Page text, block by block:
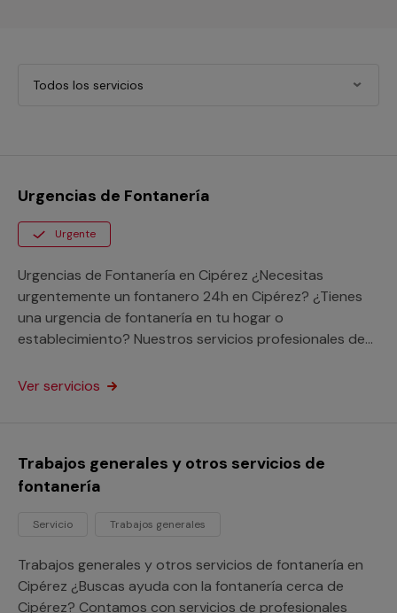
Todos los servicios
Urgencias de Fontanería
Urgente
Urgencias de Fontanería en Cipérez ¿Necesitas
urgentemente un fontanero 24h en Cipérez? ¿Tienes
una urgencia de fontanería en tu hogar o
establecimiento? Nuestros servicios profesionales de
dirección para resolver tu problema enseguida a
resuelve tu avería a través de nuestra garantía
Multimap.
Ver servicios
Trabajos generales y otros servicios de
fontanería
Servicio Trabajos generales
Trabajos generales y otros servicios de fontanería en
Cipérez ¿Buscas ayuda con la fontanería cerca de
Cipérez? Contamos con servicios de profesionales